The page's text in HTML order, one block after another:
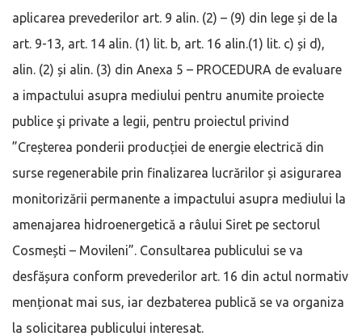
aplicarea prevederilor art. 9 alin. (2) – (9) din lege și de la
art. 9-13, art. 14 alin. (1) lit. b, art. 16 alin.(1) lit. c) și d),
alin. (2) și alin. (3) din Anexa 5 – PROCEDURA de evaluare
a impactului asupra mediului pentru anumite proiecte
publice şi private a legii, pentru proiectul privind
”Creșterea ponderii producției de energie electrică din
surse regenerabile prin finalizarea lucrărilor și asigurarea
monitorizării permanente a impactului asupra mediului la
amenajarea hidroenergetică a râului Siret pe sectorul
Cosmești – Movileni”. Consultarea publicului se va
desfășura conform prevederilor art. 16 din actul normativ
menționat mai sus, iar dezbaterea publică se va organiza
la solicitarea publicului interesat.